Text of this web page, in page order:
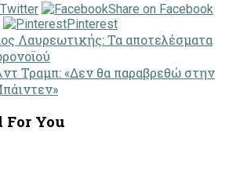
Share on Facebook
Pinterest
Λαυρεωτικής: Τα αποτελέσματα
Τραμπ: «Δεν θα παραβρεθώ στην
For You